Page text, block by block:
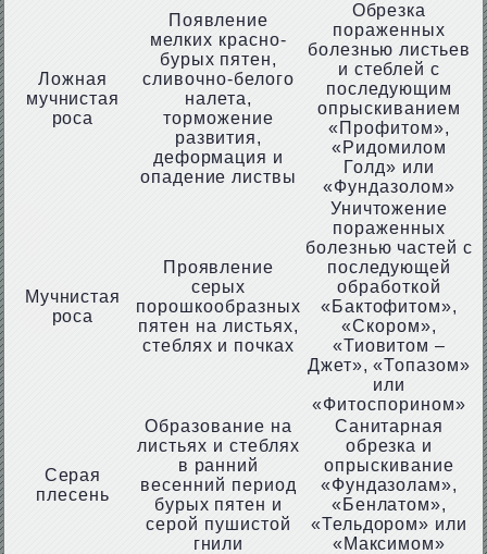
Ложная
мучнистая
роса
Появление
мелких красно-
бурых пятен,
сливочно-белого
налета,
торможение
развития,
деформация и
опадение листвы
Обрезка
пораженных
болезнью листьев
и стеблей с
последующим
опрыскиванием
«Профитом»,
«Ридомилом
Голд» или
«Фундазолом»
Мучнистая
роса
Проявление
серых
порошкообразных
пятен на листьях,
стеблях и почках
Уничтожение
пораженных
болезнью частей с
последующей
обработкой
«Бактофитом»,
«Скором»,
«Тиовитом –
Джет», «Топазом»
или
«Фитоспорином»
Серая
плесень
Образование на
листьях и стеблях
в ранний
весенний период
бурых пятен и
серой пушистой
гнили
Санитарная
обрезка и
опрыскивание
«Фундазолам»,
«Бенлатом»,
«Тельдором» или
«Максимом»